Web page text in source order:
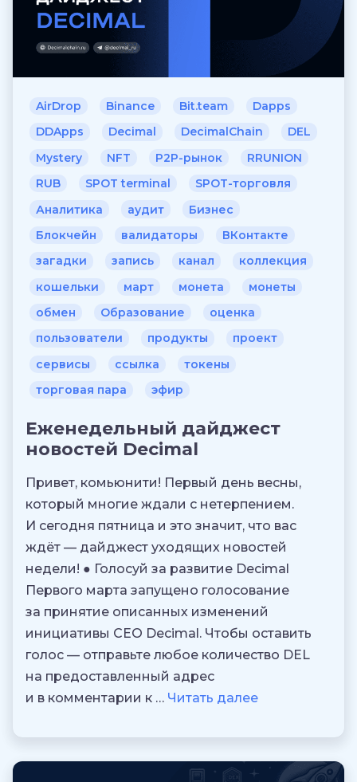
AirDrop Binance Bit.team
Dapps
DDApps
Decimal DecimalChain
DEL
Mystery
NFT P2P-рынок
RRUNION
RUB
SPOT terminal
SPOT-торговля
Аналитика
аудит
Бизнес
Блокчейн
валидаторы
ВКонтакте
загадки
запись канал
коллекция
кошельки
март монета
монеты
обмен
Образование
оценка
пользователи
продукты
проект
сервисы
ссылка
токены
торговая пара
эфир
Еженедельный дайджест
новостей Decimal
Привет, комьюнити! Первый день весны,
который многие ждали с нетерпением.
И сегодня пятница и это значит, что вас
ждёт — дайджест уходящих новостей
недели! ● Голосуй за развитие Decimal
Первого марта запущено голосование
за принятие описанных изменений
инициативы CEO Decimal. Чтобы оставить
голос — отправьте любое количество DEL
на предоставленный адрес
и в комментарии к … Читать далее